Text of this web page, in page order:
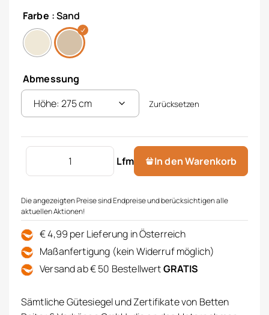
Farbe : Sand
Abmessung
Zurücksetzen
Lfm
Store bestickt Menge
In den Warenkorb
Die angezeigten Preise sind Endpreise und berücksichtigen alle
aktuellen Aktionen!
€ 4,99 per Lieferung in Österreich
Maßanfertigung (kein Widerruf möglich)
Versand ab € 50 BestellwertGRATIS
Sämtliche Gütesiegel und Zertifikate von Betten